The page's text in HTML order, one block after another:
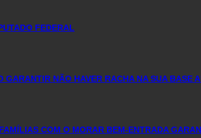
FEDERAL
NÃO HAVER RACHA NA SUA BASE
COM O MORAR BEM-ENTRADA